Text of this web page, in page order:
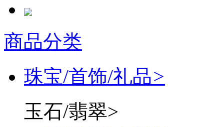
商品分类
珠宝/首饰/礼品>
玉石/翡翠>